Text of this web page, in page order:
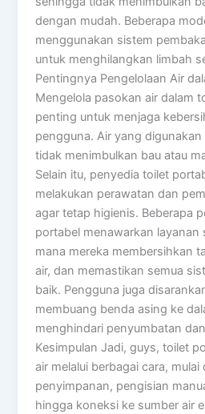
dengan mudah. Beberapa
menggunakan sistem
untuk menghilangkan limbah
Pentingnya Pengelolaan Air
Mengelola pasokan air dalam
penting untuk menjaga
pengguna. Air yang
tidak menimbulkan bau atau
Selain itu, penyedia toilet
melakukan perawatan dan
agar tetap higienis. Beberapa
portabel menawarkan layanan
mana mereka membersihkan
air, dan memastikan semua
baik. Pengguna juga
membuang benda asing ke
menghindari penyumbatan
Kesimpulan Jadi, guys, toilet
air melalui berbagai cara, mulai
penyimpanan, pengisian
hingga koneksi ke sumber air